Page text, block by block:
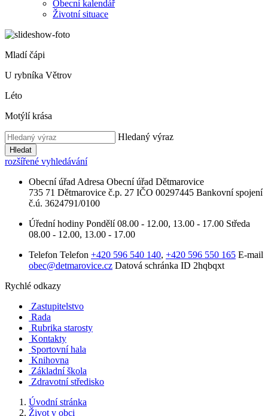
Obecní kalendář
Životní situace
Mladí čápi
U rybníka Větrov
Léto
Motýlí krása
Hledaný výraz
Hledat
rozšířené vyhledávání
Obecní úřad Adresa Obecní úřad Dětmarovice
735 71 Dětmarovice č.p. 27 IČO 00297445 Bankovní spojení
č.ú. 3624791/0100
Úřední hodiny Pondělí 08.00 - 12.00, 13.00 - 17.00 Středa
08.00 - 12.00, 13.00 - 17.00
Telefon Telefon +420 596 540 140, +420 596 550 165 E-mail
obec@detmarovice.cz Datová schránka ID 2hqbqxt
Rychlé odkazy
Zastupitelstvo
Rada
Rubrika starosty
Kontakty
Sportovní hala
Knihovna
Základní škola
Zdravotní středisko
Úvodní stránka
Život v obci